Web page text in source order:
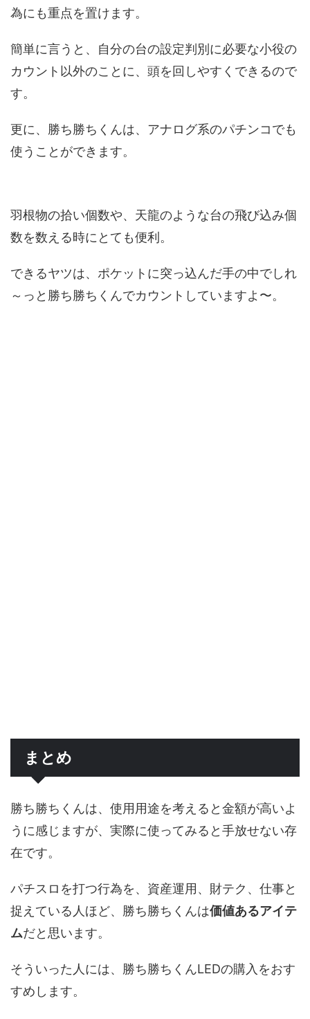
為にも重点を置けます。
簡単に言うと、自分の台の設定判別に必要な小役の
カウント以外のことに、頭を回しやすくできるので
す。
更に、勝ち勝ちくんは、アナログ系のパチンコでも
使うことができます。
羽根物の拾い個数や、天龍のような台の飛び込み個
数を数える時にとても便利。
できるヤツは、ポケットに突っ込んだ手の中でしれ
～っと勝ち勝ちくんでカウントしていますよ〜。
まとめ
勝ち勝ちくんは、使用用途を考えると金額が高いよ
うに感じますが、実際に使ってみると手放せない存
在です。
パチスロを打つ行為を、資産運用、財テク、仕事と
捉えている人ほど、勝ち勝ちくんは価値あるアイテ
ムだと思います。
そういった人には、勝ち勝ちくんLEDの購入をおす
すめします。